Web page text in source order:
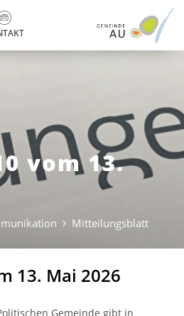
vom 13.
Mitteilungsblatt
13. Mai 2026
Gemeinde gibt in